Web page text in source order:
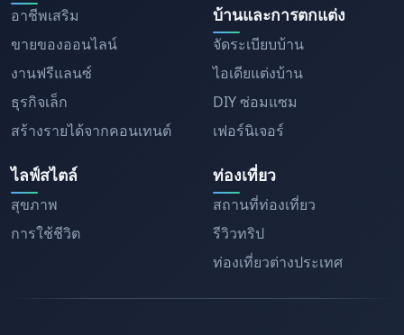
อาชีพเสริม
ขายของออนไลน์
งานฟรีแลนซ์
ธุรกิจเล็ก
สร้างรายได้จากคอนเทนต์
บ้านและการตกแต่ง
จัดระเบียบบ้าน
ไอเดียแต่งบ้าน
DIY ซ่อมแซม
เฟอร์นิเจอร์
ไลฟ์สไตล์
สุขภาพ
การใช้ชีวิต
ท่องเที่ยว
สถานที่ท่องเที่ยว
รีวิวทริป
ท่องเที่ยวต่างประเทศ